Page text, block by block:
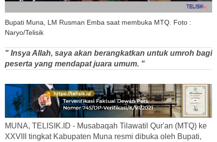
Bupati Muna, LM Rusman Emba saat membuka MTQ. Foto :
Naryo/Telisik
" Insya Allah, saya akan berangkatkan untuk umroh bagi
peserta yang mendapat juara umum. "
MUNA, TELISIK.ID - Musabaqah Tilawatil Qur'an (MTQ) ke
XXVIII tingkat Kabupaten Muna resmi dibuka oleh Bupati,